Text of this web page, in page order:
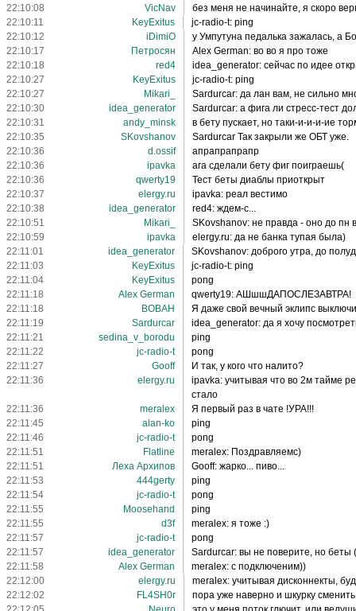
22:10:08
VicNav
без меня не начинайте, я скоро
22:10:11
KeyExitus
jc-radio-t: ping
22:10:12
iDimiO
у Умпутуна педалька зажалась, а
22:10:17
Петросян
Alex German: во во я про тоже
22:10:18
red4
idea_generator: сейчас по идее
22:10:27
KeyExitus
jc-radio-t: ping
22:10:27
Mikari_
Sardurcar: да лан вам, не сильно
22:10:30
idea_generator
Sardurcar: а фига ли стресс-тест
22:10:31
andy_minsk
в бету пускает, но таки-и-и-и-ие
22:10:35
SKovshanov
Sardurcar Так закрыли же ОБТ уже.
22:10:36
d.ossif
апрапрапрапр
22:10:36
ipavka
ага сделали бету фиг поиграешь(
22:10:36
qwerty19
Тест беты диаблы приоткрыт
22:10:37
elergy.ru
ipavka: реал вестимо
22:10:38
idea_generator
red4: ждем-с...
22:10:51
Mikari_
SKovshanov: не правда - оно до пн
22:10:59
ipavka
elergy.ru: да не банка тупая была)
22:11:01
idea_generator
SKovshanov: доброго утра, до
22:11:03
KeyExitus
jc-radio-t: ping
22:11:04
KeyExitus
pong
22:11:18
Alex German
qwerty19: АШшшДАПОСЛЕЗАВТРА!
22:11:18
BOBAH
Я даже свой вечный эклипс
22:11:19
Sardurcar
idea_generator: да я хочу
22:11:21
sedina_v_borodu
ping
22:11:22
jc-radio-t
pong
22:11:27
Gooff
И так, у кого что налито?
22:11:36
elergy.ru
ipavka: учитывая что во 2м тайме
стало
22:11:36
meralex
Я первый раз в чате !УРА!!!
22:11:45
alan-ko
ping
22:11:46
jc-radio-t
pong
22:11:51
Flatline
meralex: Поздравляемс)
22:11:51
Леха Архипов
Gooff: жарко... пиво...
22:11:53
444gerty
ping
22:11:54
jc-radio-t
pong
22:11:55
Moosehand
ping
22:11:55
d3f
meralex: я тоже :)
22:11:57
jc-radio-t
pong
22:11:57
idea_generator
Sardurcar: вы не поверите, но беты
22:11:58
Alex German
meralex: с подключеним))
22:12:00
elergy.ru
meralex: учитывая дисконнекты,
22:12:02
FL4SH0r
пора уже наверно и шкурку